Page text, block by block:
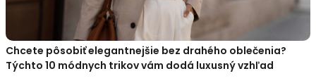
Chcete pôsobiť elegantnejšie bez drahého oblečenia?
Týchto 10 módnych trikov vám dodá luxusný vzhľad